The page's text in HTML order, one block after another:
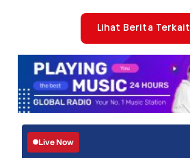
Lihat Berita Terkait
Live Now